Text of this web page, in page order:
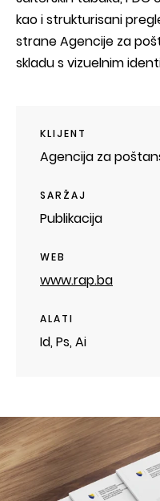
kao i strukturisani
strane Agencije za
skladu s vizuelnim
KLIJENT
Agencija za
SARŽAJ
Publikacija
WEB
www.rap.ba
ALATI
Id, Ps, Ai